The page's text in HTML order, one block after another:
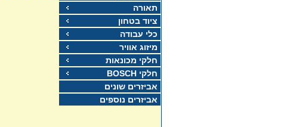
תאורה
ציוד בטחון
כלי עבודה
מיזוג אוויר
חלקי מכונאות
חלקי BOSCH
אביזרים שונים
אביזרים נוספים